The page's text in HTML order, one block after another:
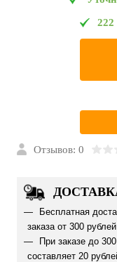
222
Отзывов: 0
Бесплатная
заказа от 300 рублей
При заказе до
составляет 20